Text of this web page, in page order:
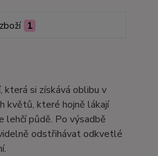
1
která si získává oblibu v
květů, které hojně lákají
lehčí půdě. Po výsadbě
odstřihávat odkvetlé